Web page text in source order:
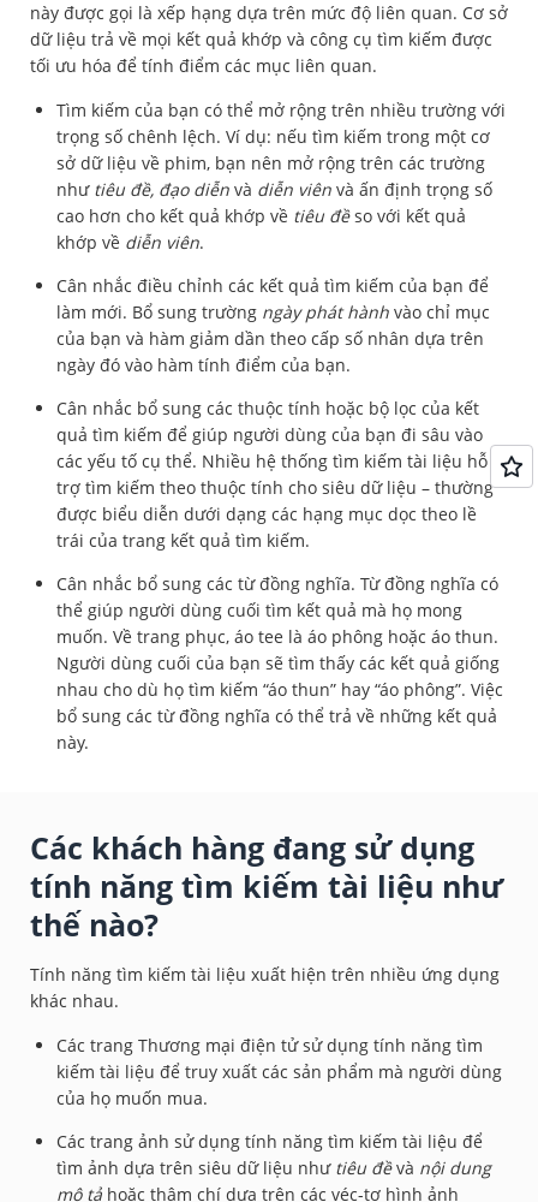
này được gọi là xếp hạng dựa trên mức độ liên quan. Cơ sở
dữ liệu trả về mọi kết quả khớp và công cụ tìm kiếm được
tối ưu hóa để tính điểm các mục liên quan.
Tìm kiếm của bạn có thể mở rộng trên nhiều trường với
trọng số chênh lệch. Ví dụ: nếu tìm kiếm trong một cơ
sở dữ liệu về phim, bạn nên mở rộng trên các trường
như tiêu đề, đạo diễn và diễn viên và ấn định trọng số
cao hơn cho kết quả khớp về tiêu đềso với kết quả
khớp về diễn viên.
Cân nhắc điều chỉnh các kết quả tìm kiếm của bạn để
làm mới. Bổ sung trường ngày phát hành vào chỉ mục
của bạn và hàm giảm dần theo cấp số nhân dựa trên
ngày đó vào hàm tính điểm của bạn.
Cân nhắc bổ sung các thuộc tính hoặc bộ lọc của kết
quả tìm kiếm để giúp người dùng của bạn đi sâu vào
các yếu tố cụ thể. Nhiều hệ thống tìm kiếm tài liệu hỗ
trợ tìm kiếm theo thuộc tính cho siêu dữ liệu – thường
được biểu diễn dưới dạng các hạng mục dọc theo lề
trái của trang kết quả tìm kiếm.
Cân nhắc bổ sung các từ đồng nghĩa. Từ đồng nghĩa có
thể giúp người dùng cuối tìm kết quả mà họ mong
muốn. Về trang phục, áo tee là áo phông hoặc áo thun.
Người dùng cuối của bạn sẽ tìm thấy các kết quả giống
nhau cho dù họ tìm kiếm “áo thun” hay “áo phông”. Việc
bổ sung các từ đồng nghĩa có thể trả về những kết quả
này.
Các khách hàng đang sử dụng
tính năng tìm kiếm tài liệu như
thế nào?
Tính năng tìm kiếm tài liệu xuất hiện trên nhiều ứng dụng
khác nhau.
Các trang Thương mại điện tử sử dụng tính năng tìm
kiếm tài liệu để truy xuất các sản phẩm mà người dùng
của họ muốn mua.
Các trang ảnh sử dụng tính năng tìm kiếm tài liệu để
tìm ảnh dựa trên siêu dữ liệu như tiêu đềvà nội dung
mô tả hoặc thậm chí dựa trên các véc-tơ hình ảnh